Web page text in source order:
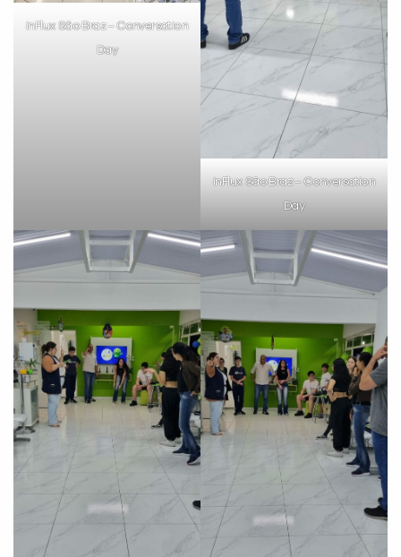
inFlux São Braz – Conversation
Day
inFlux São Braz – Conversation
Day